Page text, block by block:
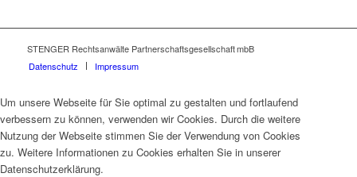
STENGER Rechtsanwälte Partnerschaftsgesellschaft mbB
Datenschutz
Impressum
Um unsere Webseite für Sie optimal zu gestalten und fortlaufend
verbessern zu können, verwenden wir Cookies. Durch die weitere
Nutzung der Webseite stimmen Sie der Verwendung von Cookies
zu. Weitere Informationen zu Cookies erhalten Sie in unserer
Datenschutzerklärung.